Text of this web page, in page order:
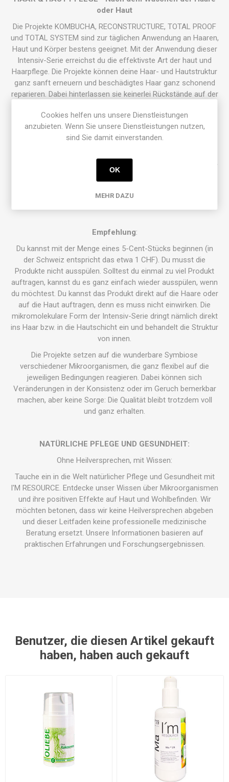
oder Haut
Die Projekte KOMBUCHA, RECONSTRUCTURE, TOTAL PROOF
und TOTAL SYSTEM sind zur täglichen Anwendung an Haaren,
Haut und Körper bestens geeignet. Mit der Anwendung dieser
Intensiv-Serie erreichst du die effektivste Art der haut und
Haarpflege. Die Projekte können deine Haar- und Hautstruktur
ganz sanft erneuern und beschädigtes Haar ganz schonend
reparieren. Dabei hinterlassen sie keinerlei Rückstände auf der
Dosierung:
benötigte Menge kann von einer Stecknadelgröße bis zu einer
zu hinterlassen.
Empfehlung:
Du kannst mit der Menge eines 5-Cent-Stücks beginnen (in
der Schweiz entspricht das etwa 1 CHF). Du musst die
Produkte nicht ausspülen. Solltest du einmal zu viel Produkt
auftragen, kannst du es ganz einfach wieder ausspülen, wenn
du möchtest. Du kannst das Produkt direkt auf die Haare oder
auf die Haut auftragen, denn es muss nicht einwirken. Die
mikromolekulare Form der Intensiv-Serie dringt nämlich direkt
ins Haar bzw. in die Hautschicht ein und behandelt die Struktur
von innen.
Die Projekte setzen auf die wunderbare Symbiose
verschiedener Mikroorganismen, die ganz flexibel auf die
jeweiligen Bedingungen reagieren. Dabei können sich
Veränderungen in der Konsistenz oder im Geruch bemerkbar
machen, aber keine Sorge: Die Qualität bleibt trotzdem voll
und ganz erhalten.
NATÜRLICHE PFLEGE UND GESUNDHEIT:
Ohne Heilversprechen, mit Wissen:
Tauche ein in die Welt natürlicher Pflege und Gesundheit mit
I'M RESOURCE. Entdecke unser Wissen über Mikroorganismen
und ihre positiven Effekte auf Haut und Wohlbefinden. Wir
möchten betonen, dass wir keine Heilversprechen abgeben
und dieser Leitfaden keine professionelle medizinische
Beratung ersetzt. Unsere Informationen basieren auf
praktischen Erfahrungen und Forschungsergebnissen.
Benutzer, die diesen Artikel gekauft
haben, haben auch gekauft
Cookies helfen uns unsere Dienstleistungen
anzubieten. Wenn Sie unsere Dienstleistungen nutzen,
sind Sie damit einverstanden.
OK
MEHR DAZU